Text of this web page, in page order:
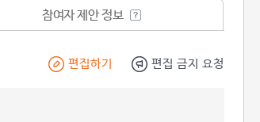
참여자 제안 정보
편집하기 편집 금지 요청